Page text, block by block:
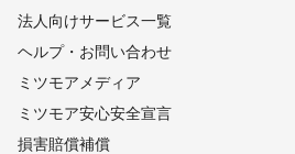
法人向けサービス一覧
ヘルプ・お問い合わせ
ミツモアメディア
ミツモア安心安全宣言
損害賠償補償